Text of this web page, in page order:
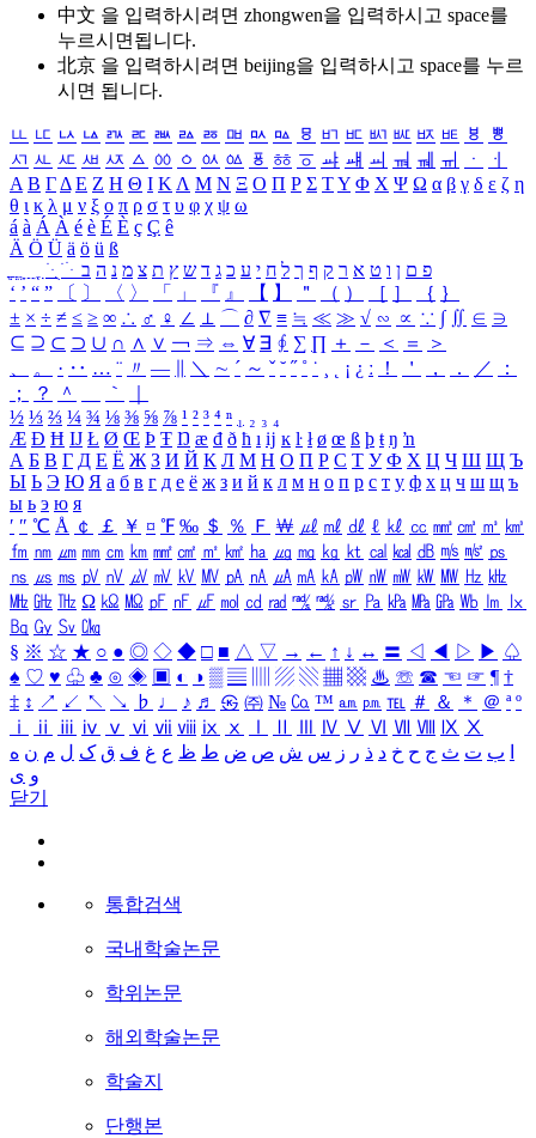
中文 을 입력하시려면 zhongwen을 입력하시고 space를
누르시면됩니다.
北京 을 입력하시려면 beijing을 입력하시고 space를 누르
시면 됩니다.
ㅥ ㅦ ㅧ ㅨ ㅩ ㅪ ㅫ ㅬ ㅭ ㅮ ㅯ ㅰ ㅱ ㅲ ㅳ ㅴ ㅵ ㅶ ㅷ ㅸ
ㅹ
ㅺ ㅻ ㅼ ㅽ ㅾ ㅿ ㆀ ㆁ ㆂ ㆃ ㆄ ㆅ ㆆ ㆇ ㆈ ㆉ ㆊ ㆋ ㆌ ㆍ
ㆎ
Α Β ΓΔ Ε Ζ Η Θ Ι ΚΛ Μ Ν Ξ Ο Π Ρ Σ ΤΥ Φ Χ Ψ Ω α β γ δ ε ζ η
θ ι κ λ μ ν ξ ο π ρ σ τ υ φ χ ψ ω
á à Á À é è É È ç Ç ê
Ä Ö Ü ä ö ü ß
ִֶֹ ֻּ ׁׂ פ ם ן ו ט א ר ק ף ך ל ח י ע כ ג ד ש ץ ת צ מ נ ה ב
‘ ’ “ ” 〔 〕 〈 〉 「 」 『 』 【 】 ＂ （ ） ［ ］ ｛ ｝
± × ÷ ≠ ≤ ≥ ∞ ∴ ♂ ♀ ∠ ⊥ ⌒ ∂ ∇ ≡ ≒ ≪ ≫ √ ∽ ∝ ∵ ∫ ∬ ∈ ∋
⊆ ⊇ ⊂ ⊃ ∪ ∩ ∧ ∨ ￢ ⇒ ⇔ ∀ ∃ ∮ ∑ ∏ ＋ － ＜ ＝
＞
、
。 · ‥ … ¨ 〃 ― ＼ ∼ ´ ～ ˇ ˘ ˝ ˚ ˙ ¸ ¡ ¿ ː ！ ＇ ， ． ／
：
；
？ ＾ ｀
½ ⅓ ⅔ ¼ ¾ ⅛ ⅜ ⅝ ⅞ ¹ ² ³ ⁴ ⁿ ₁ ₂ ₃ ₄
Æ Ð Ħ Ĳ Ł Ø Œ Þ Ŧ Ŋ æ đ ð ħ ı ĳ ĸ ŀ ł ø œ ß þ ŧ ŋ ŉ
А Б В Г Д Е Ё Ж З И Й К Л М Н О П Р С Т У Ф Х Ц Ч Ш Щ Ъ
Ы Ь Э Ю Я а б в г д е ё ж з и й к л м н о п р с т у ф х ц ч ш щ ъ
ы ь э ю я
′ ″ ℃ Å ￠ ￡ ￥ ¤ ℉ ‰ ＄ ％ Ｆ ￦ ㎕ ㎖ ㎗ ℓ ㎘ ㏄ ㎣ ㎤ ㎥ ㎦
㎙ ㎚ ㎛ ㎜ ㎝ ㎞ ㎟ ㎠ ㎡ ㎢ ㏊ ㎍ ㎎ ㎏ ㏏ ㎈ ㎉ ㏈ ㎧ ㎨ ㎰
㎱ ㎲ ㎳ ㎴ ㎵ ㎶ ㎷ ㎸ ㎹ ㎀ ㎁ ㎂ ㎃ ㎄ ㎺ ㎻ ㎽ ㎾ ㎿ ㎐ ㎑
㎒ ㎓ ㎔ Ω ㏀ ㏁ ㎊ ㎋ ㎌ ㏖ ㏅ ㎭ ㎮ ㎯ ㏛ ㎩ ㎪ ㎫ ㎬ ㏝ ㏐
㏓
㏃ ㏉ ㏜ ㏆
§ ※ ☆ ★ ○ ● ◎ ◇ ◆ □ ■ △ ▽ → ← ↑ ↓ ↔ 〓 ◁ ◀ ▷ ▶ ♤
♠ ♡ ♥ ♧ ♣ ⊙ ◈ ▣ ◐ ◑ ▒ ▤ ▨ ▧ ▦ ▩ ♨ ☏ ☎ ☜ ☞ ¶ †
‡ ↕ ↗ ↙ ↖ ↘ ♭ ♩ ♪ ♬ ㉿ ㈜ № ㏇ ™ ㏂ ㏘ ℡ ＃ ＆ ＊ ＠ ª º
ⅰ
ⅱ ⅲ ⅳ ⅴ ⅵ ⅶ ⅷ ⅸ ⅹ Ⅳ Ⅴ Ⅵ Ⅶ Ⅷ Ⅸ Ⅹ
ب ت ث ج ح خ د ذ ر ز س ش ص ض ط ظ ع غ ف ق ک ل م ن ه
و ی
닫기
통합검색
국내학술논문
학위논문
해외학술논문
학술지
단행본